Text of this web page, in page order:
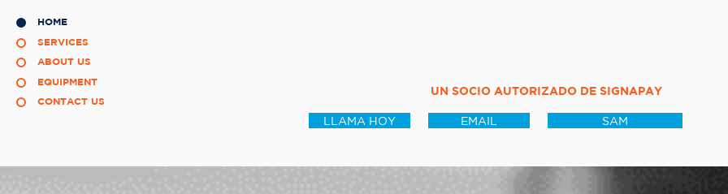
HOME
SERVICES
ABOUT US
EQUIPMENT
CONTACT US
UN SOCIO AUTORIZADO DE SIGNAPAY
LLAMA HOY EMAIL SAM